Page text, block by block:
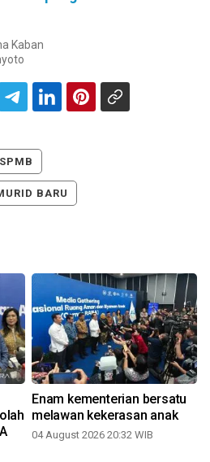
Kaban
SPMB
BARU
Enam kementerian bersatu
melawan kekerasan anak
04 August 2026 20:32 WIB